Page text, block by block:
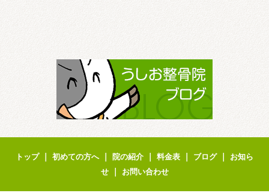
トップ｜ 初めての方へ｜ 院の紹介 ｜ 料金表 ｜ ブログ｜ お知ら
せ｜ お問い合わせ